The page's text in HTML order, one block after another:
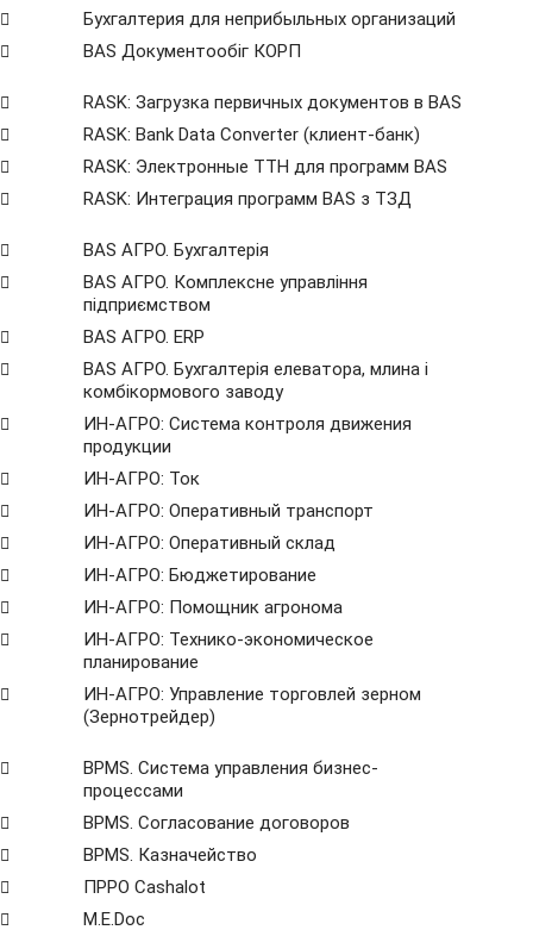
Бухгалтерия для неприбыльных организаций
BAS Документообіг КОРП
RASK: Загрузка первичных документов в BAS
RASK: Bank Data Сonverter (клиент-банк)
RASK: Электронные ТТН для программ BAS
RASK: Интеграция программ BAS з ТЗД
BAS АГРО. Бухгалтерія
BAS АГРО. Комплексне управління
підприємством
BAS АГРО. ERP
BAS АГРО. Бухгалтерія елеватора, млина і
комбікормового заводу
ИН-АГРО: Система контроля движения
продукции
ИН-АГРО: Ток
ИН-АГРО: Оперативный транспорт
ИН-АГРО: Оперативный склад
ИН-АГРО: Бюджетирование
ИН-АГРО: Помощник агронома
ИН-АГРО: Технико-экономическое
планирование
ИН-АГРО: Управление торговлей зерном
(Зернотрейдер)
ВРМS. Система управления бизнес-
процессами
BPMS. Согласование договоров
BPМS. Казначейство
ПРРО Cashalot
M.E.Doc